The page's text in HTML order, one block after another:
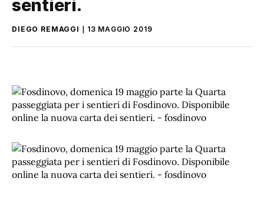
sentieri.
DIEGO REMAGGI 13 MAGGIO 2019